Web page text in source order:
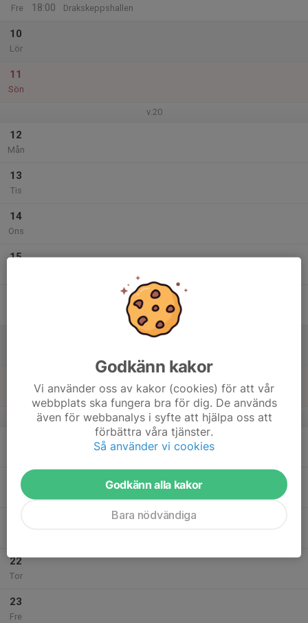
Fre
18:00
Drakskeppshallen
10
Lör
11
Sön
v.20
12
Mån
13
Tis
14
Ons
15
P15 Östra - Avslutning Laserdome
Aktivitetcenter Arninge
v.21
20
22
Tor
23
Fre
Godkänn kakor
Vi använder oss av kakor (cookies) för att vår
webbplats ska fungera bra för dig. De används
även för webbanalys i syfte att hjälpa oss att
förbättra våra tjänster.
Så använder vi cookies
Godkänn alla kakor
Bara nödvändiga